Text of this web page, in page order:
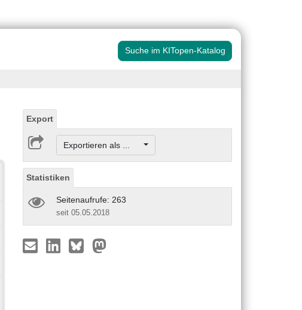
Suche im KITopen-Katalog
Export
Exportieren als ...
Statistiken
Seitenaufrufe: 263
seit 05.05.2018